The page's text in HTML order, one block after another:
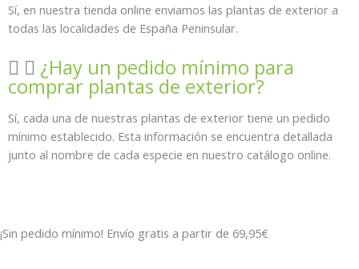
Sí, en nuestra tienda online enviamos las plantas de exterior a
todas las localidades de España Peninsular.
¿Hay un pedido mínimo para
comprar plantas de exterior?
Sí, cada una de nuestras plantas de exterior tiene un pedido
mínimo establecido. Esta información se encuentra detallada
junto al nombre de cada especie en nuestro catálogo online.
¡Sin pedido mínimo! Envío gratis a partir de 69,95€